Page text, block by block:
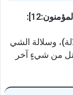
وسلالة الشي
من شيءٍ آخر